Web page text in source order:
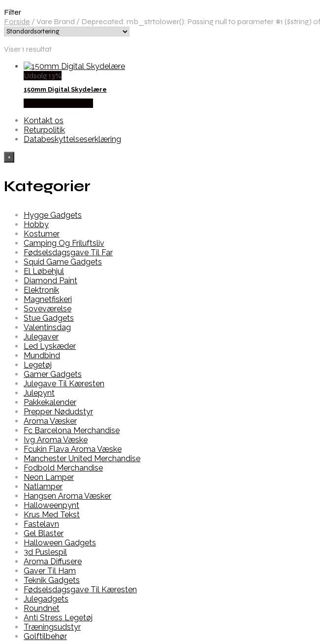
Filter
Forside / Vare Brand / Deprecated: mb_strtolower(): Passing null to parameter #1
Viser 1 resultat
Udsalg 13%
150mm Digital Skydelære
Kontakt os
Returpolitik
Databeskyttelseserklæring
×
Kategorier
Hygge Gadgets
Hobby
Kostumer
Camping Og Friluftsliv
Fødselsdagsgave Til Far
Squid Game Gadgets
El Løbehjul
Diamond Paint
Elektronik
Magnetfiskeri
Soveværelse
Stue Gadgets
Valentinsdag
Julegaver
Led Lyskæder
Mundbind
Legetøj
Gamer Gadgets
Julegave Til Kæresten
Julepynt
Pakkekalender
Prepper Nødudstyr
Aroma Væsker
Fc Barcelona Merchandise
Ivg Aroma Væske
Fcukin Flava Aroma Væske
Manchester United Merchandise
Fodbold Merchandise
Neon Lamper
Natlamper
Hangsen Aroma Væsker
Halloweenpynt
Krus Med Tekst
Fastelavn
Gel Blaster
Halloween Gadgets
3d Puslespil
Aroma Diffusere
Gaver Til Ham
Teknik Gadgets
Fødselsdagsgave Til Kæresten
Julegadgets
Roundnet
Anti Stress Legetøj
Træningsudstyr
Golftilbehør